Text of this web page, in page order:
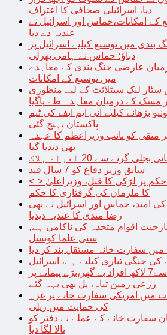
دیا، اسرائیلی صحافی کا اعتراف
کے امکانات،حماس اور اسرائیل نے
عندیہ دے دیا
بندی میں توسیع کیلیے اسرائیل پر
دباؤ؛ حماس نے ہامی بھرلی
عارضی جنگ بندی کے معاہدے
میں توسیع کے امکانات
سٹار لنک سیٹلائٹ کے لیے منظوری
مسک کے درمیان معاہدہ طے پاگیا
بڑھانے کیلیے آئی ایم ایف کی ٹیم
پاکستان پہنچ گئی
متقی کو نائب وزیراعظم کا عہدہ
بھی دیدیا گیا
بجلی گرنے سے 20 افراد ہلاک
سابق وزیر دفاع کو 7 سال قید
< > کوہستان میں جرگے کے حکم پر لڑکی کا قتل، وزیراعلیٰ
کا ملزمان کی گرفتاری کا حکم
امید، حماس اور اسرائیل نے بھی
رضا مندی کا عندیہ دیدیا
اقوام متحدہ کی ناکامی ہے,
سنی علما کونسل
میں سفارت خانہ مستقل بند کر دیا
جنگی تیاری کیلیے ہے، اسرائیل
صومالیہ میں سیلاب سے7 لاکھ افراد بے گھر،بڑے پیمانے پر
زرعی زمین تباہ، پل بھی بہہ گئے
میں امریکی سفارت خانے پر غزہ
کی حمایت میں ریلی
سفارت خانے کے عملے نے دفتر کو
تالا لگا دیا